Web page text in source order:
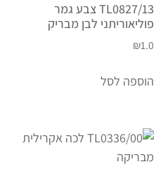
TL0827/13 צבע גמר
פוליאוריתני לבן מבריק
₪1.0
הוספה לסל